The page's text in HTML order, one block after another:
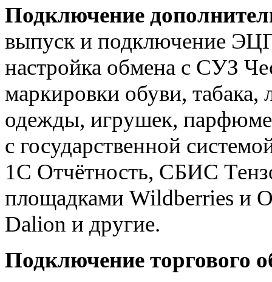
Подключение
выпуск и подключение
настройка обмена с СУЗ
маркировки обуви, табака,
одежды, игрушек,
с государственной
1С Отчётность, СБИС
площадками Wildberries и
Dalion и другие.
Подключение торгового